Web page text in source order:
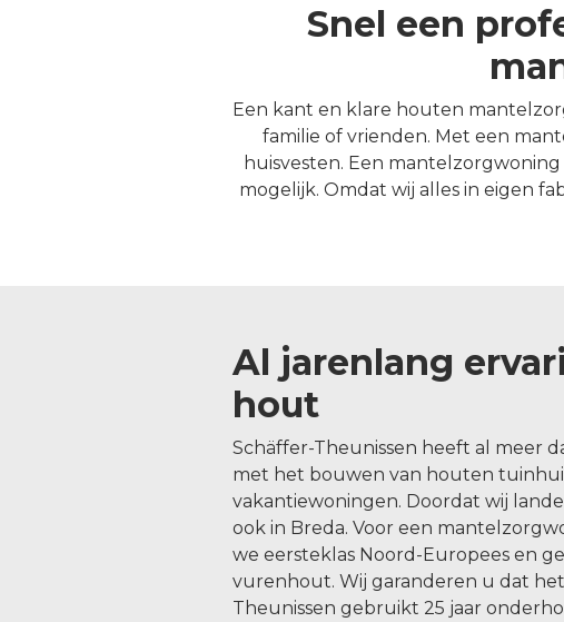
Snel een
Een kant en klare houten
familie of vrienden. Met een
huisvesten. Een
mogelijk. Omdat wij alles in eigen
Al jarenlang
hout
Schäffer-Theunissen heeft al meer
met het bouwen van houten
vakantiewoningen. Doordat wij
ook in Breda. Voor een
we eersteklas Noord-Europees en
vurenhout. Wij garanderen u dat
Theunissen gebruikt 25 jaar